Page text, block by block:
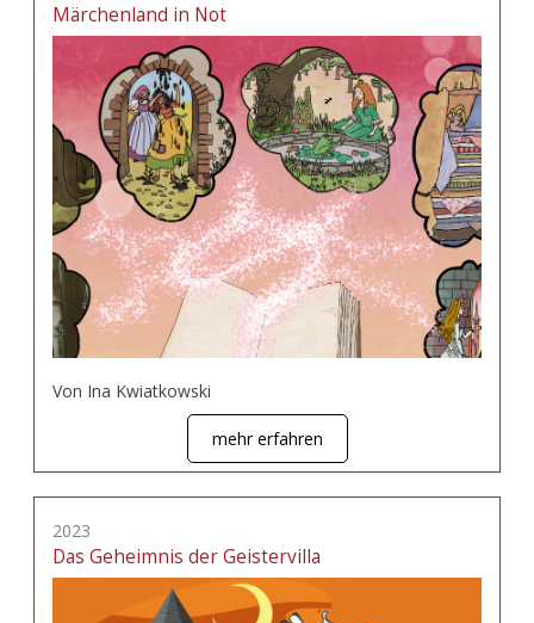
Märchenland in Not
Von Ina Kwiatkowski
mehr erfahren
2023
Das Geheimnis der Geistervilla